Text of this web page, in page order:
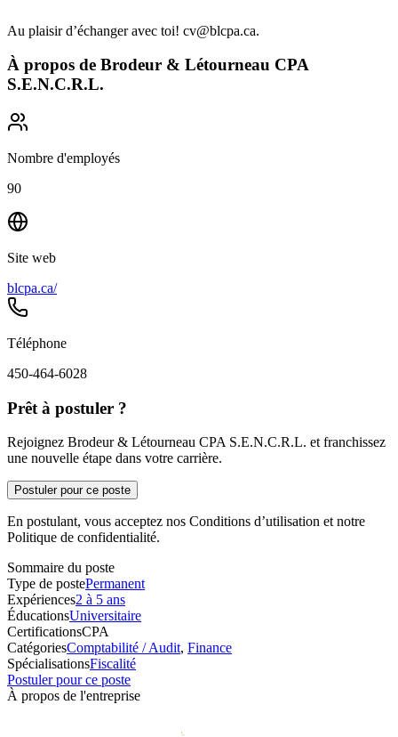
Au plaisir d’échanger avec toi! cv@blcpa.ca.
À propos de Brodeur & Létourneau CPA
S.E.N.C.R.L.
Nombre d'employés
90
Site web
blcpa.ca/
Téléphone
450-464-6028
Prêt à postuler ?
Rejoignez Brodeur & Létourneau CPA S.E.N.C.R.L. et franchissez
une nouvelle étape dans votre carrière.
Postuler pour ce poste
En postulant, vous acceptez nos Conditions d’utilisation et notre
Politique de confidentialité.
Sommaire du poste
Type de postePermanent
Expériences2 à 5 ans
ÉducationsUniversitaire
CertificationsCPA
CatégoriesComptabilité / Audit, Finance
SpécialisationsFiscalité
Postuler pour ce poste
À propos de l'entreprise